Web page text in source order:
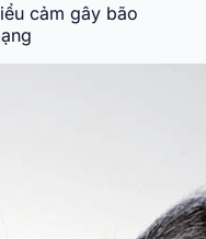
cảm gây bão